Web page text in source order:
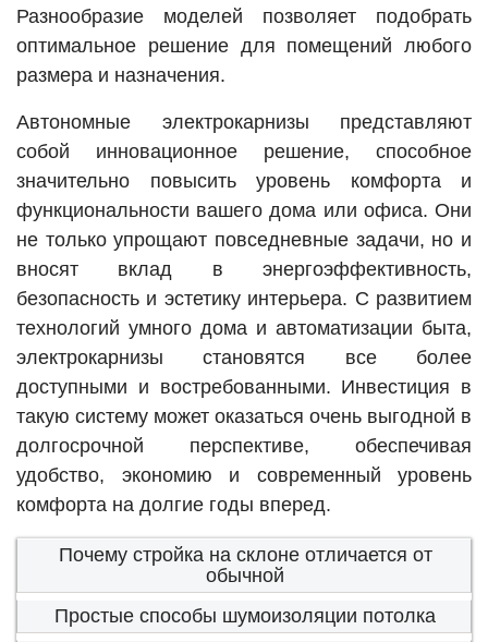
Разнообразие моделей позволяет подобрать
оптимальное решение для помещений любого
размера и назначения.
Автономные электрокарнизы представляют
собой инновационное решение, способное
значительно повысить уровень комфорта и
функциональности вашего дома или офиса. Они
не только упрощают повседневные задачи, но и
вносят вклад в энергоэффективность,
безопасность и эстетику интерьера. С развитием
технологий умного дома и автоматизации быта,
электрокарнизы становятся все более
доступными и востребованными. Инвестиция в
такую систему может оказаться очень выгодной в
долгосрочной перспективе, обеспечивая
удобство, экономию и современный уровень
комфорта на долгие годы вперед.
Почему стройка на склоне отличается от
обычной
Простые способы шумоизоляции потолка